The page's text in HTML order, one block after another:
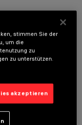
stimmen Sie der
um die
zu
zu unterstützen.
akzeptieren